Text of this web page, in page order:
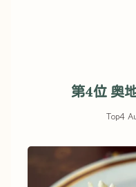
第4位 奥地
Top4